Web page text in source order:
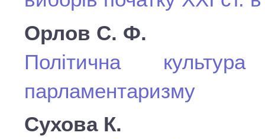
Орлов С. Ф.
Політична
парламентаризму
Сухова К.